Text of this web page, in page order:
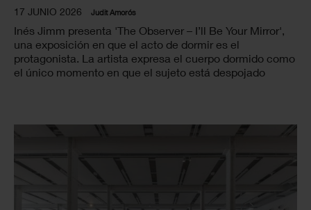
17 JUNIO 2026 Judit Amorós
Inés Jimm presenta 'The Observer – I’ll Be Your Mirror',
una exposición en que el acto de dormir es el
protagonista. La artista expresa el cuerpo dormido como
el único momento en que el sujeto está despojado